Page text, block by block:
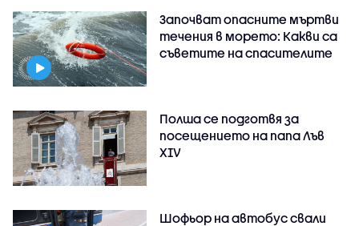
Започват опасните мъртви
течения в морето: Какви са
съветите на спасителите
Полша се подготвя за
посещението на папа Лъв
XIV
Шофьор на автобус свали